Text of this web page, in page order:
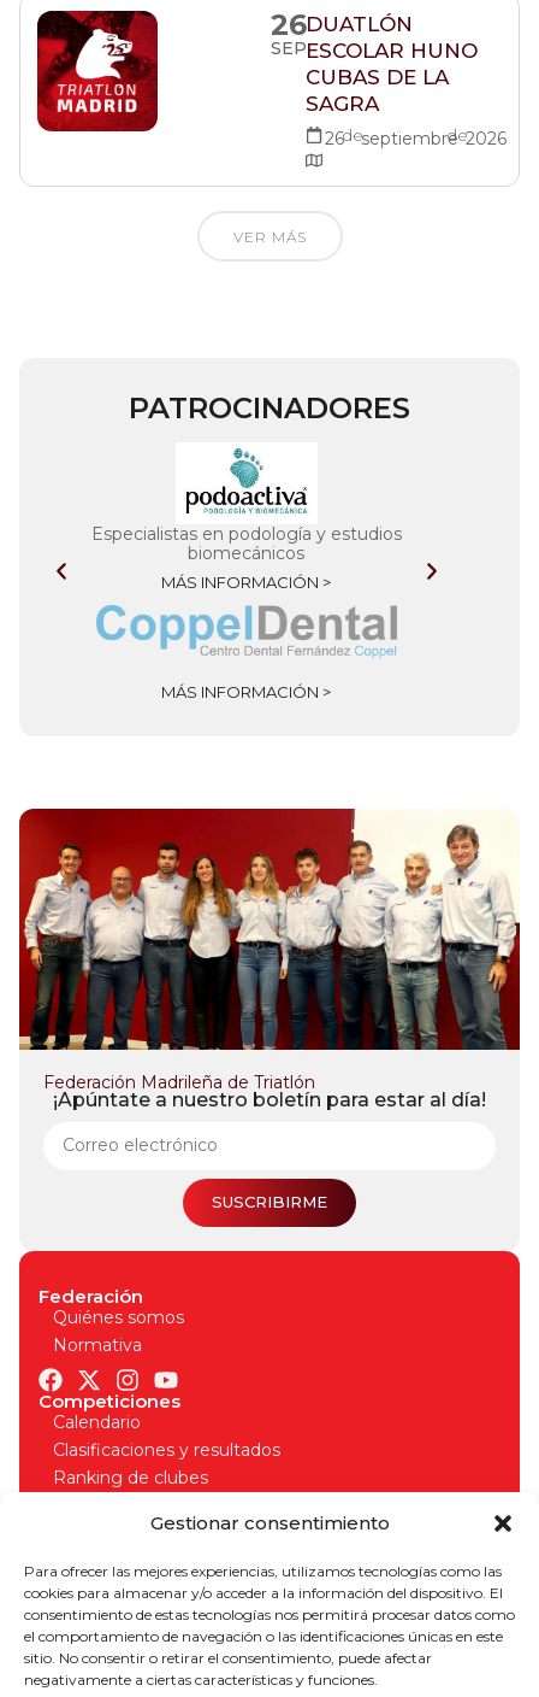
Gestionar consentimiento
Para ofrecer las mejores experiencias, utilizamos tecnologías como las
cookies para almacenar y/o acceder a la información del dispositivo. El
consentimiento de estas tecnologías nos permitirá procesar datos como
el comportamiento de navegación o las identificaciones únicas en este
sitio. No consentir o retirar el consentimiento, puede afectar
negativamente a ciertas características y funciones.
26
SEP
DUATLÓN
ESCOLAR HUNO
CUBAS DE LA
SAGRA
26deseptiembrede2026
VER MÁS
PATROCINADORES
Especialistas en podología y estudios
biomecánicos
MÁS INFORMACIÓN >
MÁS INFORMACIÓN >
Federación Madrileña de Triatlón
¡Apúntate a nuestro boletín para estar al día!
SUSCRIBIRME
Federación
Quiénes somos
Normativa
Competiciones
Calendario
Clasificaciones y resultados
Ranking de clubes
Normativa competiciones
Solicitud de licencia
Seguros deportivos
Normativa licencias
¡Apúntate a nuestro boletín para estar al día!